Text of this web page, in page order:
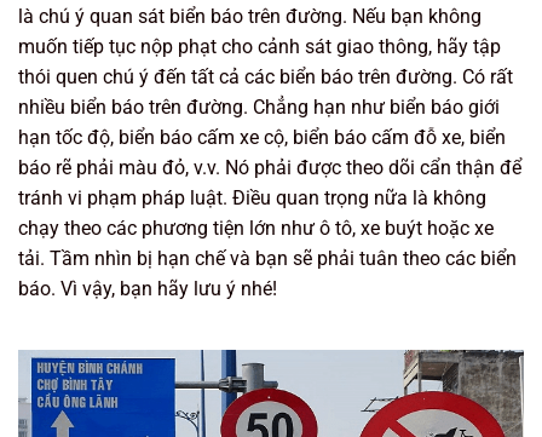
là chú ý quan sát biển báo trên đường. Nếu bạn không
muốn tiếp tục nộp phạt cho cảnh sát giao thông, hãy tập
thói quen chú ý đến tất cả các biển báo trên đường. Có rất
nhiều biển báo trên đường. Chẳng hạn như biển báo giới
hạn tốc độ, biển báo cấm xe cộ, biển báo cấm đỗ xe, biển
báo rẽ phải màu đỏ, v.v. Nó phải được theo dõi cẩn thận để
tránh vi phạm pháp luật. Điều quan trọng nữa là không
chạy theo các phương tiện lớn như ô tô, xe buýt hoặc xe
tải. Tầm nhìn bị hạn chế và bạn sẽ phải tuân theo các biển
báo. Vì vậy, bạn hãy lưu ý nhé!